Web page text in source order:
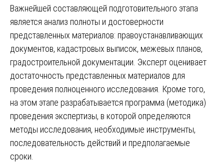
Важнейшей составляющей подготовительного этапа
является анализ полноты и достоверности
представленных материалов: правоустанавливающих
документов, кадастровых выписок, межевых планов,
градостроительной документации. Эксперт оценивает
достаточность представленных материалов для
проведения полноценного исследования. Кроме того,
на этом этапе разрабатывается программа (методика)
проведения экспертизы, в которой определяются
методы исследования, необходимые инструменты,
последовательность действий и предполагаемые
сроки.